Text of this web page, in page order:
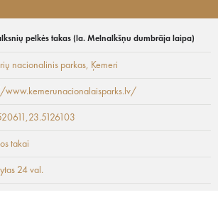
pelkės takas (la. Melnalkšņu dumbrāja laipa)
nacionalinis parkas, Ķemeri
www.kemerunacionalaisparks.lv/
takai
24 val.